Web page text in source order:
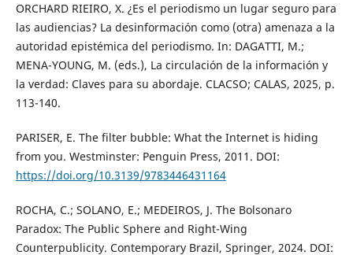
ORCHARD RIEIRO, X. ¿Es el periodismo un lugar seguro para
las audiencias? La desinformación como (otra) amenaza a la
autoridad epistémica del periodismo. In: DAGATTI, M.;
MENA-YOUNG, M. (eds.), La circulación de la información y
la verdad: Claves para su abordaje. CLACSO; CALAS, 2025, p.
113-140.
PARISER, E. The filter bubble: What the Internet is hiding
from you. Westminster: Penguin Press, 2011. DOI:
https://doi.org/10.3139/9783446431164
ROCHA, C.; SOLANO, E.; MEDEIROS, J. The Bolsonaro
Paradox: The Public Sphere and Right-Wing
Counterpublicity. Contemporary Brazil, Springer, 2024. DOI: